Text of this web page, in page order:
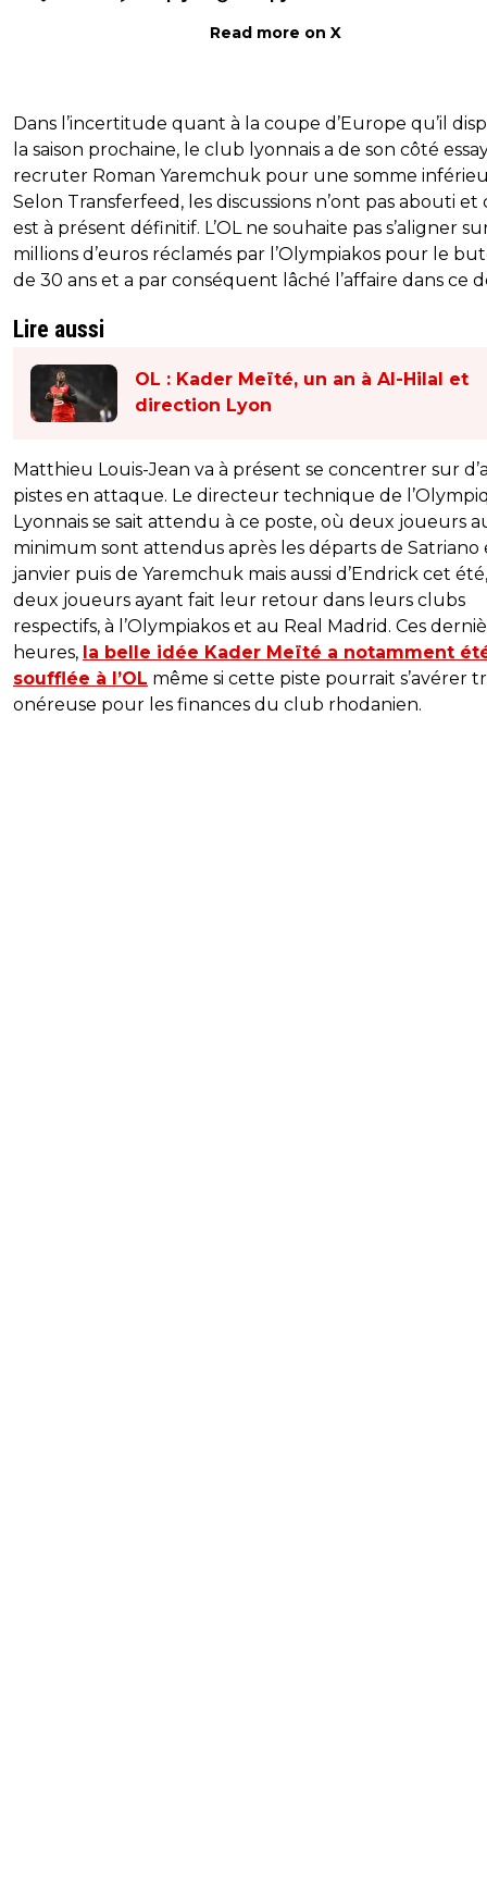
Read more on X
Dans l’incertitude quant à la coupe d’Europe qu’il
la saison prochaine, le club lyonnais a de son côté
recruter Roman Yaremchuk pour une somme
Selon Transferfeed, les discussions n’ont pas abouti et
est à présent définitif. L’OL ne souhaite pas s’aligner
millions d’euros réclamés par l’Olympiakos pour le
de 30 ans et a par conséquent lâché l’affaire dans ce
Lire aussi
OL : Kader Meïté, un an à Al-Hilal et
direction Lyon
Matthieu Louis-Jean va à présent se concentrer sur
pistes en attaque. Le directeur technique de
Lyonnais se sait attendu à ce poste, où deux joueurs
minimum sont attendus après les départs de Satriano
janvier puis de Yaremchuk mais aussi d’Endrick cet
deux joueurs ayant fait leur retour dans leurs clubs
respectifs, à l’Olympiakos et au Real Madrid. Ces
heures, la belle idée Kader Meïté a notamment
soufflée à l’OL même si cette piste pourrait s’avérer
onéreuse pour les finances du club rhodanien.